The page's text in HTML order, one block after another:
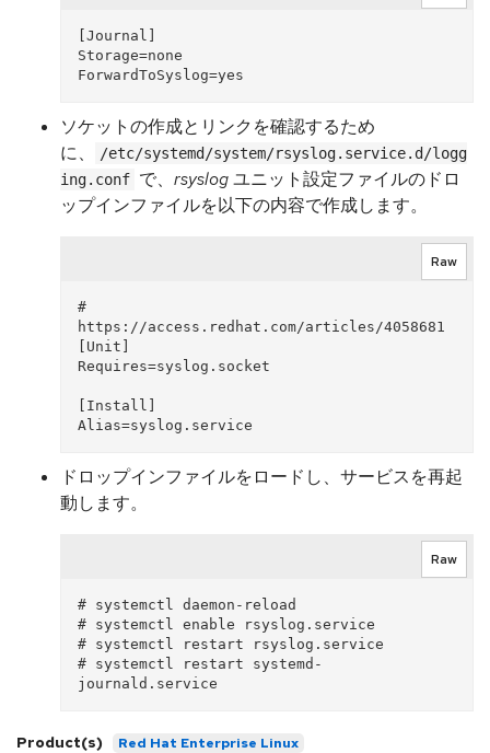
[Journal]
Storage=none
ソケットの作成とリンクを確認するため
に、
/etc/systemd/system/rsyslog.service.d/logg
ing.conf で、 rsyslogユニット設定ファイルのドロ
ップインファイルを以下の内容で作成します。
Raw
#
https://access.redhat.com/articles/4058681
[Unit]
Requires=syslog.socket
[Install]
ドロップインファイルをロードし、サービスを再起
動します。
Raw
# systemctl daemon-reload
# systemctl enable rsyslog.service
# systemctl restart rsyslog.service
# systemctl restart systemd-
Product(s) Red Hat Enterprise Linux